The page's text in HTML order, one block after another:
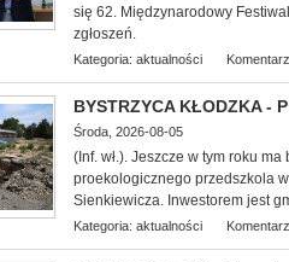
się 62. Międzynarodowy
zgłoszeń.
Kategoria: aktualności
BYSTRZYCA KŁODZKA -
Środa, 2026-08-05
(Inf. wł.). Jeszcze w tym roku ma
proekologicznego przedszkola
Sienkiewicza. Inwestorem jest
Kategoria: aktualności